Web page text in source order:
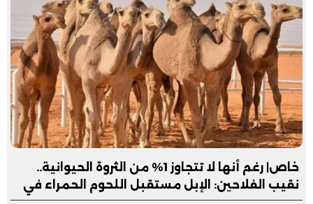
خاص| رغم أنها لا تتجاوز 1% من الثروة الحيوانية..
نقيب الفلاحين: الإبل مستقبل اللحوم الحمراء في